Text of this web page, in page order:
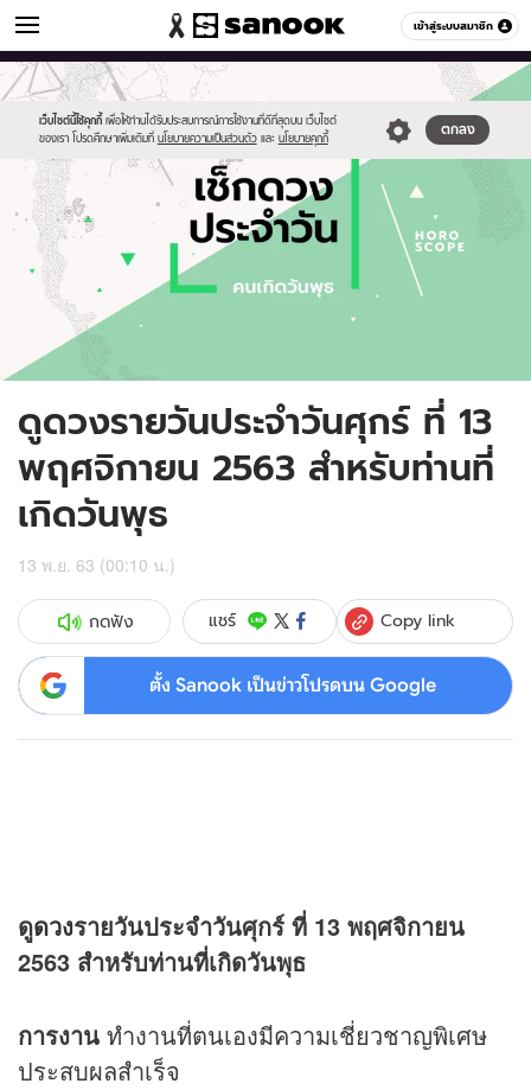
เข้าสู่ระบบสมาชิก
ดูดวง หมวดอื่นๆ
เว็บไซต์นี้ใช้คุกกี้ เพื่อให้ท่านได้รับประสบการณ์การใช้งานที่ดีที่สุดบน เว็บไซต์
ของเรา โปรดศึกษาเพิ่มเติมที่ นโยบายความเป็นส่วนตัว และ นโยบายคุกกี้
ตกลง
Sanook
//s.isanook.com/sr/0/images/logo-
new-
sanook.png
600
60
//s.isanook.com/ho/0/ud/fxd/day/daily-
horoscope-
wednesday.jpg
ดูดวงรายวันประจำวันศุกร์ ที่ 13
พฤศจิกายน 2563 สำหรับท่านที่
เกิดวันพุธ
13 พ.ย. 63 (00:10 น.)
กดฟัง แชร์ Copy link
ตั้ง Sanook เป็นข่าวโปรดบน Google
ดูดวงรายวันประจำวันศุกร์ ที่ 13 พฤศจิกายน
2563 สำหรับท่านที่เกิดวันพุธ
การงาน ทำงานที่ตนเองมีความเชี่ยวชาญพิเศษ
ประสบผลสำเร็จ